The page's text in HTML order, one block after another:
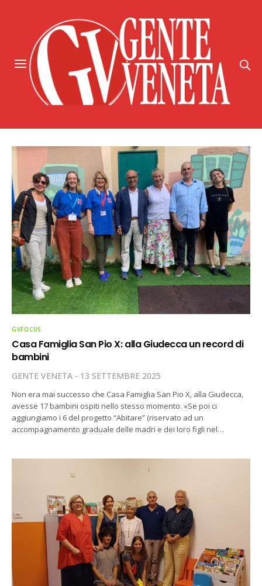
GVFOCUS
Casa Famiglia San Pio X: alla Giudecca un record di
bambini
GENTE VENETA 13 SETTEMBRE 2025
Non era mai successo che Casa Famiglia San Pio X, alla Giudecca,
avesse 17 bambini ospiti nello stesso momento. «Se poi ci
aggiungiamo i 6 del progetto “Abitare” (riservato ad un
accompagnamento graduale delle madri e dei loro figli nel…